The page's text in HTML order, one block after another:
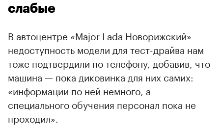
слабые
В автоцентре «Major Lada Новорижский»
недоступность модели для тест-драйва нам
тоже подтвердили по телефону, добавив, что
машина — пока диковинка для них самих:
«информации по ней немного, а
специального обучения персонал пока не
проходил».